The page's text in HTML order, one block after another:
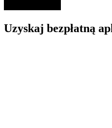
Uzyskaj bezpłatną